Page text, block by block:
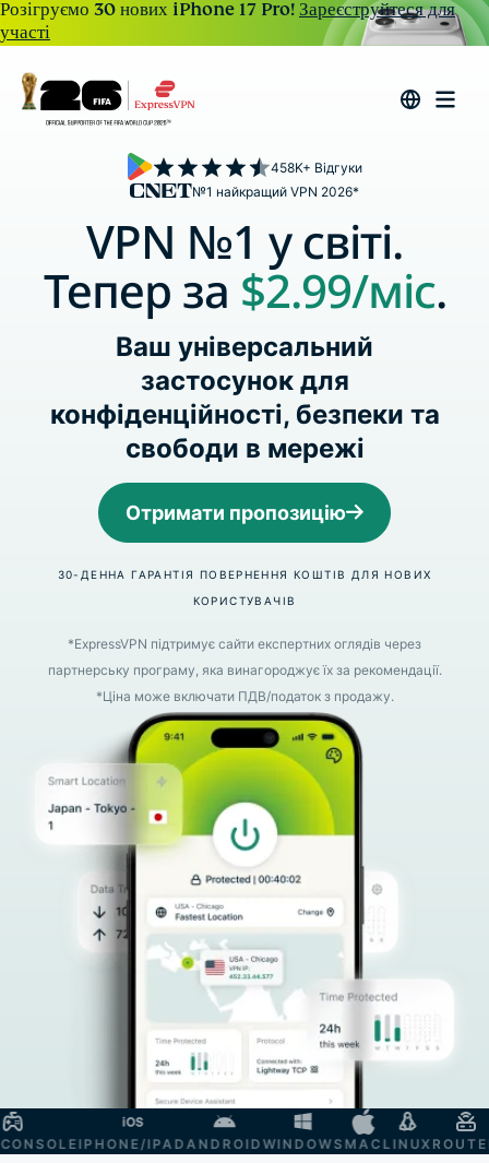
Розігруємо 30 нових iPhone 17 Pro!Зареєструйтеся для
участі
№1 найкращий VPN 2026*
458K+ Відгуки
VPN №1 у світі.
Тепер за $2.99/міс.
Ваш універсальний
застосунок для
конфіденційності, безпеки та
свободи в мережі
Отримати пропозицію
30-ДЕННА ГАРАНТІЯ ПОВЕРНЕННЯ КОШТІВ ДЛЯ НОВИХ
КОРИСТУВАЧІВ
*ExpressVPN підтримує сайти експертних оглядів через
партнерську програму, яка винагороджує їх за рекомендації.
*Ціна може включати ПДВ/податок з продажу.
IPHONE/IPADANDROIDWINDOWSMAC LINUXROUTER